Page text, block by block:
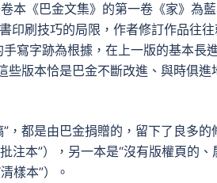
本《巴金文集》的第一卷《家》為
印刷技巧的局限，作者修訂作品往
寫字跡為根據，在上一版的基本長
些版本恰是巴金不斷改進、與時俱進
，都是由巴金捐贈的，留下了良多的
注本”），另一本是“沒有版權頁的
樣本”）。